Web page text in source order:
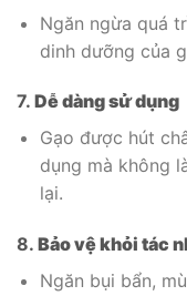
Ngăn ngừa quá
dinh dưỡng của
7. Dễ dàng sử dụng
Gạo được hút
dụng mà không
lại.
8. Bảo vệ khỏi tác
Ngăn bụi bẩn,